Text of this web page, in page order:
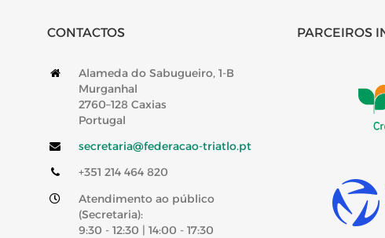
CONTACTOS
Alameda do Sabugueiro, 1-B
Murganhal
2760–128 Caxias
Portugal
secretaria@federacao-triatlo.pt
+351 214 464 820
Atendimento ao público
(Secretaria):
9:30 - 12:30 | 14:00 - 17:30
PARCEIROS